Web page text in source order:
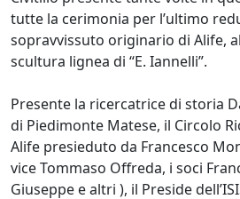
tutte la cerimonia per l’ultimo
sopravvissuto originario di Alife,
scultura lignea di “E. Iannelli”.
Presente la ricercatrice di storia
di Piedimonte Matese, il Circolo
Alife presieduto da Francesco
vice Tommaso Offreda, i soci
Giuseppe e altri ), il Preside